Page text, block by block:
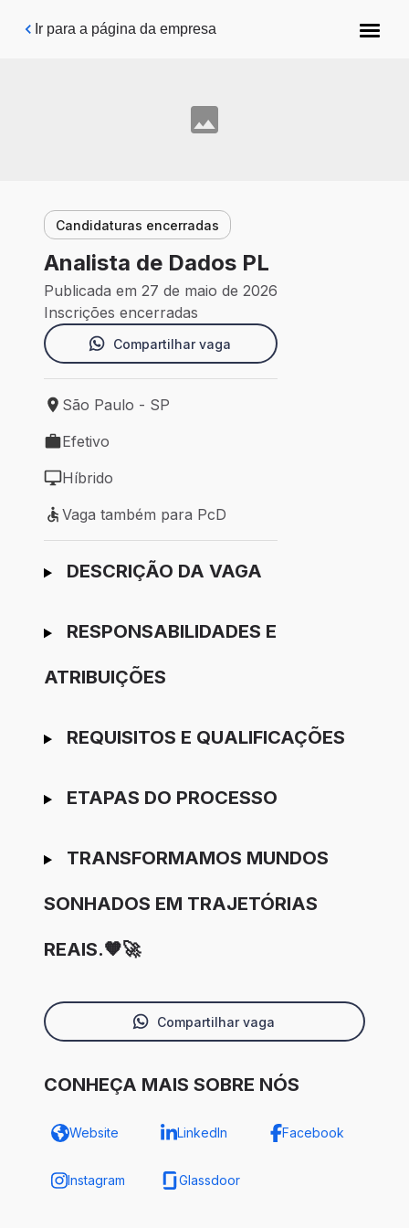
Pular para o conteúdo principal
Ir para a página da empresa
Candidaturas encerradas
Analista de Dados PL
Publicada em 27 de maio de 2026
Inscrições encerradas
Compartilhar vaga
Local de trabalho: São Paulo - SP
São Paulo - SP
Tipo de vaga: Efetivo
Efetivo
Modelo de trabalho: Híbrido
Híbrido
Vaga também para PcD
Vaga também para PcD
Ir para candidatura
DESCRIÇÃO DA VAGA
RESPONSABILIDADES E
ATRIBUIÇÕES
REQUISITOS E QUALIFICAÇÕES
ETAPAS DO PROCESSO
TRANSFORMAMOS MUNDOS
SONHADOS EM TRAJETÓRIAS
REAIS.🧡🚀
Compartilhar vaga
CONHEÇA MAIS SOBRE NÓS
Website LinkedIn Facebook
Instagram Glassdoor